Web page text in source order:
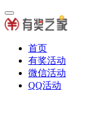
首页
有奖活动
微信活动
QQ活动